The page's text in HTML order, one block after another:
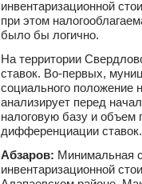
инвентаризационной
при этом
было бы логично.
На территории
ставок. Во-первых,
социального положение
анализирует перед
налоговую базу и объем
дифференциации ставок.
Абзаров: Минимальная
инвентаризационной